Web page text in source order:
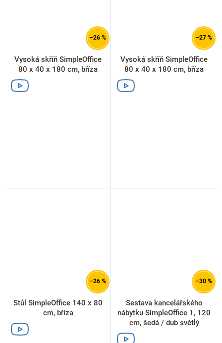
–26 %
Vysoká skříň SimpleOffice
80 x 40 x 180 cm, bříza
–27 %
Vysoká skříň SimpleOffice
80 x 40 x 180 cm, bříza
–26 %
Stůl SimpleOffice 140 x 80
cm, bříza
–30 %
Sestava kancelářského
nábytku SimpleOffice 1, 120
cm, šedá / dub světlý